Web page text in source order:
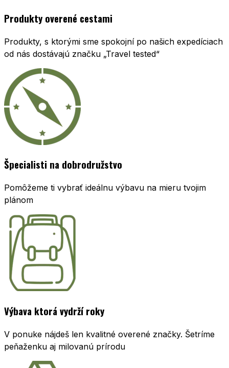
Produkty overené cestami
Produkty, s ktorými sme spokojní po našich expedíciach
od nás dostávajú značku „Travel tested“
Špecialisti na dobrodružstvo
Pomôžeme ti vybrať ideálnu výbavu na mieru tvojim
plánom
Výbava ktorá vydrží roky
V ponuke nájdeš len kvalitné overené značky. Šetríme
peňaženku aj milovanú prírodu